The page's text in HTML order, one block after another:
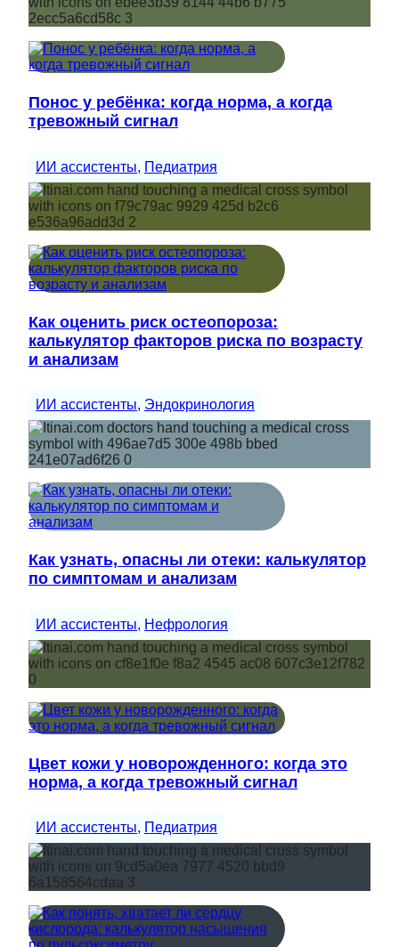
Понос у ребёнка: когда норма, а когда
тревожный сигнал
ИИ ассистенты, Педиатрия
Как оценить риск остеопороза:
калькулятор факторов риска по возрасту
и анализам
ИИ ассистенты, Эндокринология
Как узнать, опасны ли отеки: калькулятор
по симптомам и анализам
ИИ ассистенты, Нефрология
Цвет кожи у новорожденного: когда это
норма, а когда тревожный сигнал
ИИ ассистенты, Педиатрия